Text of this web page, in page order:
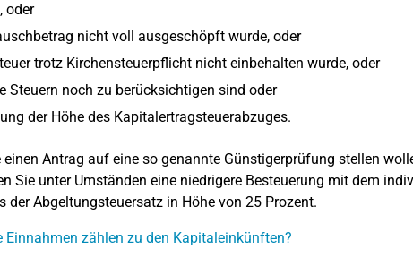
oder
nicht voll ausgeschöpft wurde, oder
trotz Kirchensteuerpflicht nicht einbehalten wurde, oder
Steuern noch zu berücksichtigen sind oder
der Höhe des Kapitalertragsteuerabzuges.
einen Antrag auf eine so genannte Günstigerprüfung stellen
Sie unter Umständen eine niedrigere Besteuerung mit dem
der Abgeltungsteuersatz in Höhe von 25 Prozent.
Einnahmen zählen zu den Kapitaleinkünften?